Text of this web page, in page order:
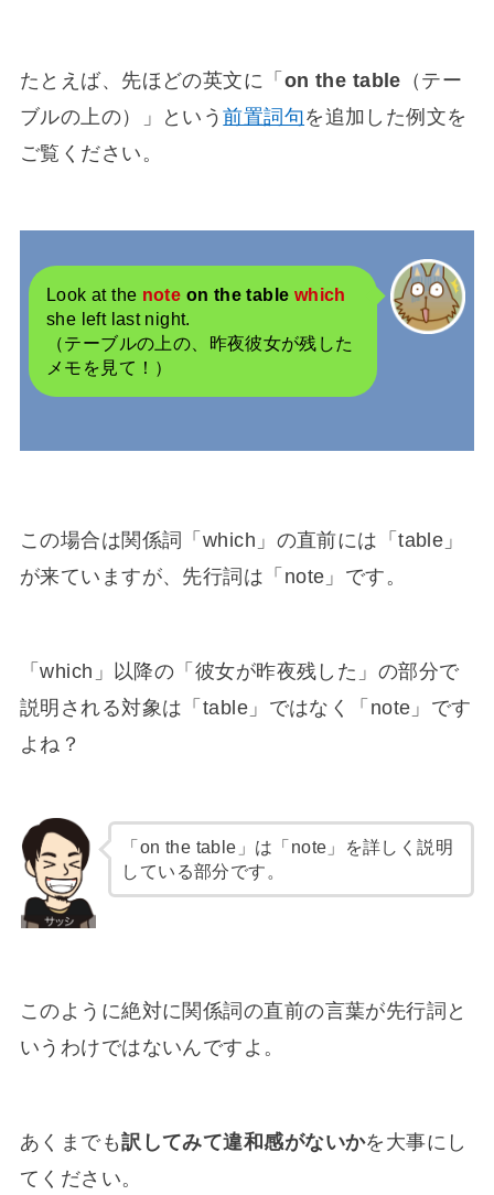
たとえば、先ほどの英文に「 on the table （テー
ブルの上の）」という前置詞句を追加した例文を
ご覧ください。
Look at the note on the table which
she left last night.
（テーブルの上の、昨夜彼女が残した
メモを見て！）
この場合は関係詞「which」の直前には「table」
が来ていますが、先行詞は「note」です。
「which」以降の「彼女が昨夜残した」の部分で
説明される対象は「table」ではなく「note」です
よね？
「on the table」は「note」を詳しく説明
している部分です。
このように絶対に関係詞の直前の言葉が先行詞と
いうわけではないんですよ。
あくまでも訳してみて違和感がないかを大事にし
てください。